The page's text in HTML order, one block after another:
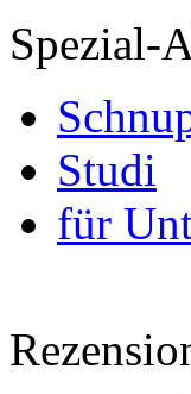
Spezial-
Studi
für